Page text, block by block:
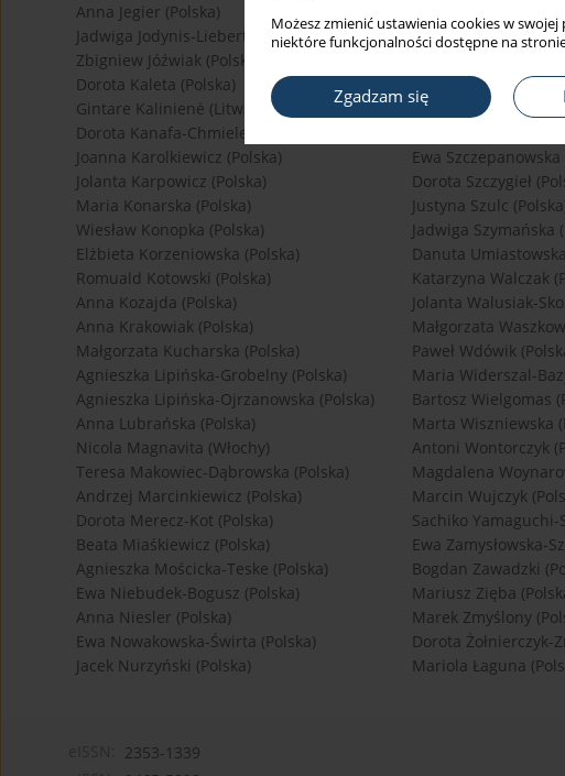
Możesz zmienić ustawienia cookies w
niektóre funkcjonalności dostępne na
Zgadzam się
Anna Jegier (Polska)
Jadwiga Jodynis-Liebert (Polska)
Zbigniew Jóźwiak (Polska)
Dorota Kaleta (Polska)
Gintare Kalinienė (Litwa)
Dorota Kanafa-Chmielewska (Polska)
Joanna Karolkiewicz (Polska)
Jolanta Karpowicz (Polska)
Maria Konarska (Polska)
Wiesław Konopka (Polska)
Elżbieta Korzeniowska (Polska)
Romuald Kotowski (Polska)
Anna Kozajda (Polska)
Anna Krakowiak (Polska)
Małgorzata Kucharska (Polska)
Agnieszka Lipińska-Grobelny (Polska)
Agnieszka Lipińska-Ojrzanowska (Polska)
Anna Lubrańska (Polska)
Nicola Magnavita (Włochy)
Teresa Makowiec-Dąbrowska (Polska)
Andrzej Marcinkiewicz (Polska)
Dorota Merecz-Kot (Polska)
Beata Miaśkiewicz (Polska)
Agnieszka Mościcka-Teske (Polska)
Ewa Niebudek-Bogusz (Polska)
Anna Niesler (Polska)
Ewa Nowakowska-Świrta (Polska)
Jacek Nurzyński (Polska)
Beata Świątkowska
Ewa Sygit-
Agnieszka
Ewa Szczepanowska
Dorota Szczygieł
Justyna Szulc
Jadwiga Szymańska
Danuta
Katarzyna Walczak
Jolanta Walusiak-
Małgorzata
Paweł Wdówik
Maria Widerszal-
Bartosz Wielgomas
Marta Wiszniewska
Antoni Wontorczyk
Magdalena
Marcin Wujczyk
Sachiko Yamaguchi-
Ewa Zamysłowska-
Bogdan Zawadzki
Mariusz Zięba
Marek Zmyślony
Dorota Żołnierczyk-
Mariola Łaguna
2353-1339